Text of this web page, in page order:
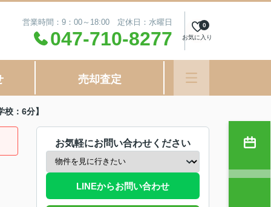
営業時間：9：00～18:00 定休日：水曜日
047-710-8277 お気に入り
0
売却査定
：6分】
お気軽にお問い合わせください
LINEからお問い合わせ